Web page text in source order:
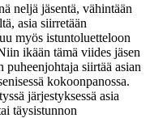
neljä jäsentä, vähintään
asia siirretään
myös istuntoluetteloon
ikään tämä viides jäsen
siirtää asian
kokoonpanossa.
järjestyksessä asia
täysistunnon